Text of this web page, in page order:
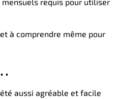
requis pour utiliser
à comprendre même pour
été aussi agréable et facile